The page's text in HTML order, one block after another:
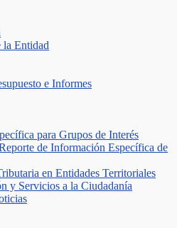
la Entidad
e Informes
para Grupos de Interés
de Información Específica de
en Entidades Territoriales
y Servicios a la Ciudadanía